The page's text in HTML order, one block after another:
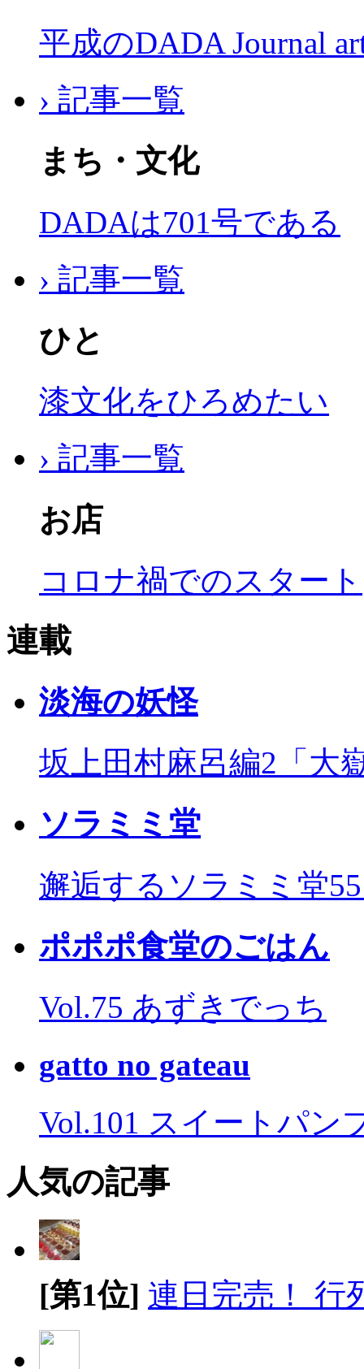
平成のDADA Journal
› 記事一覧
まち・文化
DADAは701号である
› 記事一覧
ひと
漆文化をひろめたい
› 記事一覧
お店
コロナ禍でのスタート
連載
淡海の妖怪
坂上田村麻呂編2「大
ソラミミ堂
邂逅するソラミミ堂
ポポポ食堂のごはん
Vol.75 あずきでっち
gatto no gateau
Vol.101 スイートパン
人気の記事
[第1位] 連日完売！ 行